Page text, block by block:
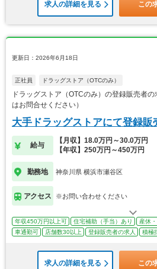
求人の詳細を見る この
更新日：2026年6月18日
正社員 ドラッグストア（OTCのみ）
ドラッグストア（OTCのみ）の登録販売者
はお問合せください）
大手ドラッグストアにて登録販
給与
【月収】18.0万円～30.0万円
【年収】250万円～450万円
勤務地 神奈川県 横浜市瀬谷区
アクセス ※お問い合わせください
年収450万円以上可 住宅補助（手当）あり 産休
車通勤可
店舗数30以上 登録販売者の求人 積極
求人の詳細を見る この